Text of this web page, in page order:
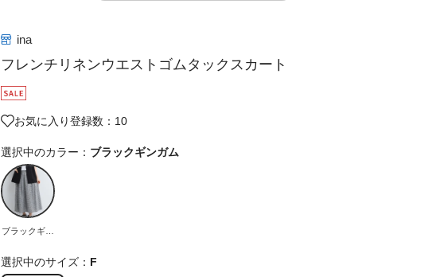
ina
フレンチリネンウエストゴムタックスカート
お気に入り登録数：10
選択中のカラー： ブラックギンガム
ブラックギン
選択中のサイズ： F